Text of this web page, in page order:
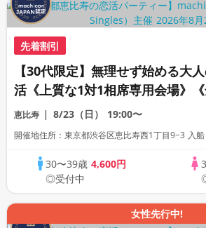
先着割引
【30代限定】無理せず始める大
活《上質な1対1相席専用会場》
室》《飲み放題付き》《machicon
JAPAN主催》
恵比寿 8/23（日） 19:00〜
開催地住所：東京都渋谷区恵比寿西1丁目9−3 入
30〜39歳4,600円
◎受付中
女性先行中!